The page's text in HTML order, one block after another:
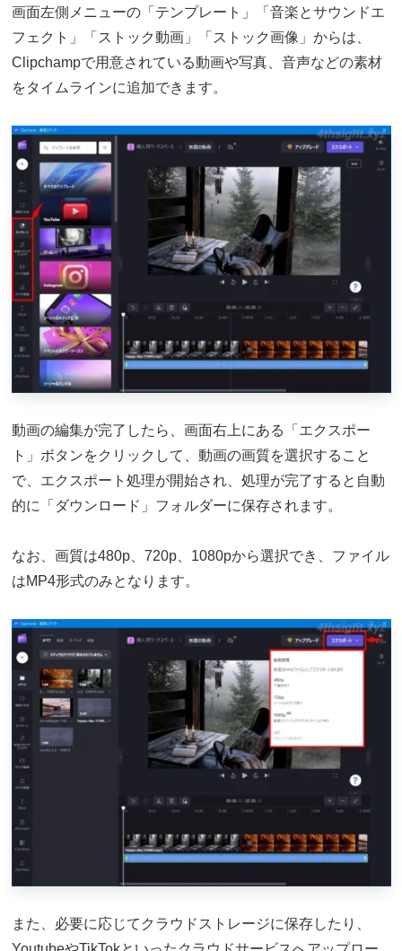
画面左側メニューの「テンプレート」「音楽とサウンドエ
フェクト」「ストック動画」「ストック画像」からは、
Clipchampで用意されている動画や写真、音声などの素材
をタイムラインに追加できます。
動画の編集が完了したら、画面右上にある「エクスポー
ト」ボタンをクリックして、動画の画質を選択すること
で、エクスポート処理が開始され、処理が完了すると自動
的に「ダウンロード」フォルダーに保存されます。
なお、画質は480p、720p、1080pから選択でき、ファイル
はMP4形式のみとなります。
また、必要に応じてクラウドストレージに保存したり、